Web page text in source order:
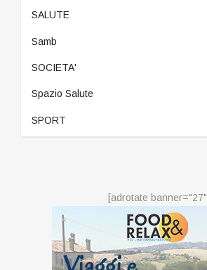
SALUTE
Samb
SOCIETA'
Spazio Salute
SPORT
[adrotate banner="27"